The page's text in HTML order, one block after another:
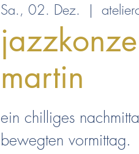
Sa., 02. Dez.
  |
martin
ein chilliges
bewegten vormittag.